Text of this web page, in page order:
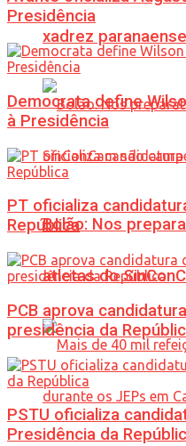
xadrez paranaense
Bolão: Nos
atletas do
Presidência
Democrata define
à Presidência
PT oficializa
República
PCB aprova
presidência da
PSTU oficializa
Presidência da